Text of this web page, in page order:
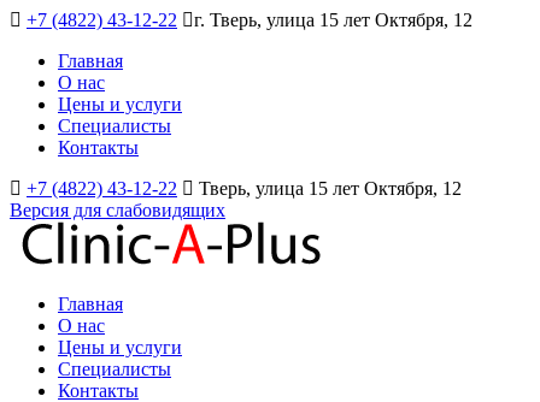
+7 (4822) 43-12-22
г. Тверь, улица 15 лет Октября, 12
Главная
О нас
Цены и услуги
Специалисты
Контакты
+7 (4822) 43-12-22
Тверь, улица 15 лет Октября, 12
Версия для слабовидящих
Главная
О нас
Цены и услуги
Специалисты
Контакты